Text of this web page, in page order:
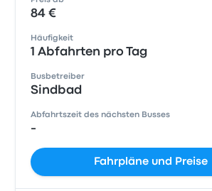
84 €
Häufigkeit
1 Abfahrten pro Tag
Busbetreiber
Sindbad
Abfahrtszeit des nächsten Busses
-
Fahrpläne und Preise